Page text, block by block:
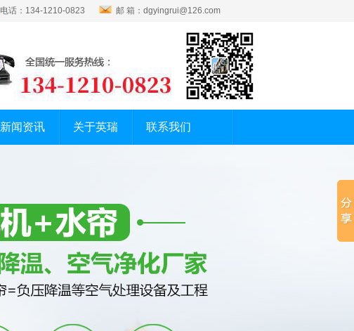
电话：134-1210-0823 邮 箱：dgyingrui@126.com
新闻资讯 关于英瑞 联系我们